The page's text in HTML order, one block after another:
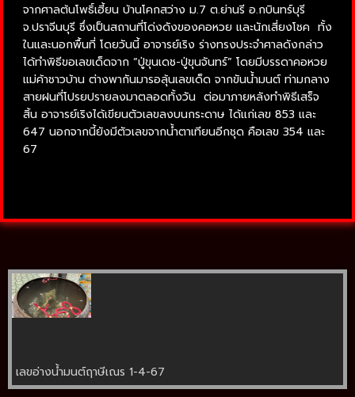
จากศาลต้นโพธิ์เฮี้ยน บ้านโคกสว่าง ม.7 ต.ย่านรี อ.กบินทร์บุรี
จ.ปราจีนบุรี ซึ่งเป็นสถานที่โด่งดังของคอหวย และนักเสี่ยงโชค ทั้ง
ในและนอกพื้นที่ โดยวันนี้ อาจารย์เริง ร่างทรงประจำศาลดังกล่าว
ได้ทำพิธีขอเลขเด็ดจาก “ปู่ขุนเดช-ปู่ขุนจันทร์” โดยมีบรรดาคอหวย
แม่ค้าชาวบ้าน ต่างพากันมารอลุ้นเลขเด็ด จากขันน้ำมนต์ ท่ามกลาง
สายฝนที่โปรยปรายลงมาตลอดทั้งวัน ต่อมาภายหลังทำพิธีเสร็จ
สิ้น อาจารย์เริงได้เขียนตัวเลขลงบนกระดาษ ได้แก่เลข 853 และ
647 นอกจากนี้ยังมีตัวเลขจากน้ำตาเทียนอีกชุด คือเลข 354 และ
67
เลขอ่างน้ำมนต์ฤาษีเณร 1-4-67